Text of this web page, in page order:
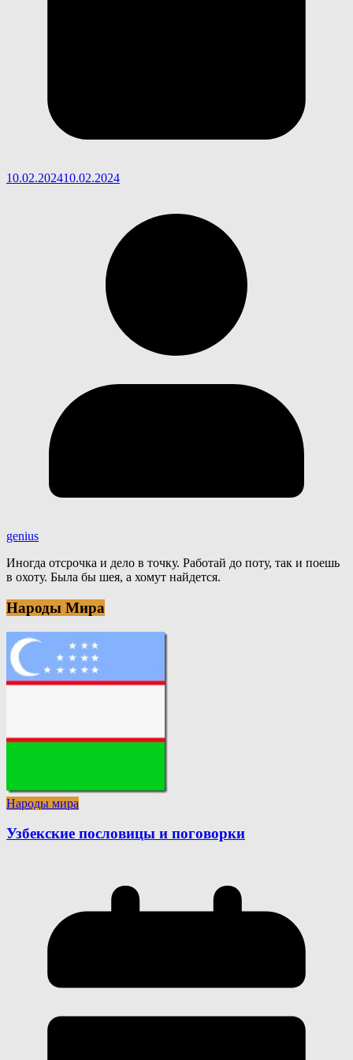
10.02.202410.02.2024
genius
Иногда отсрочка и дело в точку. Работай до поту, так и поешь
в охоту. Была бы шея, а хомут найдется.
Народы Мира
Народы мира
Узбекские пословицы и поговорки